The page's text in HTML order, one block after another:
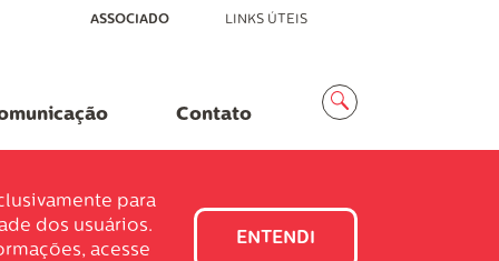
MenuASSOCIADO LINKS ÚTEIS
Contato
Busca
para
dos usuários.
acesse
ENTENDI